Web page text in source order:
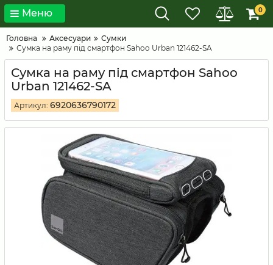
Меню 0
Головна Аксесуари
Сумки
Сумка на раму під смартфон Sahoo Urban 121462-SA
Сумка на раму під смартфон Sahoo
Urban 121462-SA
Артикул: 6920636790172